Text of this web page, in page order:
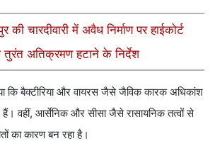
की चारदीवारी में अवैध निर्माण पर हाईकोर्ट
अतिक्रमण हटाने के निर्देश
कि बैक्टीरिया और वायरस जैसे जैविक कारक अधिकांश
हैं। वहीं, आर्सेनिक और सीसा जैसे रासायनिक तत्वों से
का कारण बन रहा है।